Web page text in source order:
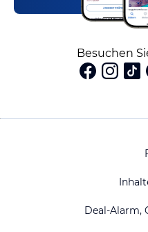
Besuchen
Deal-Alarm,